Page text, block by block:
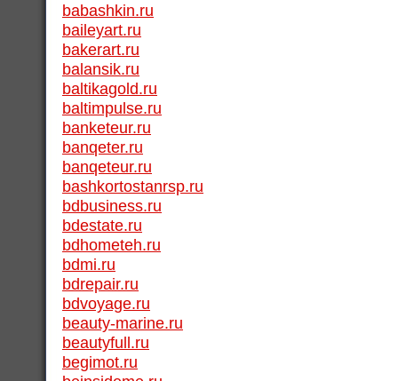
babashkin.ru
baileyart.ru
bakerart.ru
balansik.ru
baltikagold.ru
baltimpulse.ru
banketeur.ru
banqeter.ru
banqeteur.ru
bashkortostanrsp.ru
bdbusiness.ru
bdestate.ru
bdhometeh.ru
bdmi.ru
bdrepair.ru
bdvoyage.ru
beauty-marine.ru
beautyfull.ru
begimot.ru